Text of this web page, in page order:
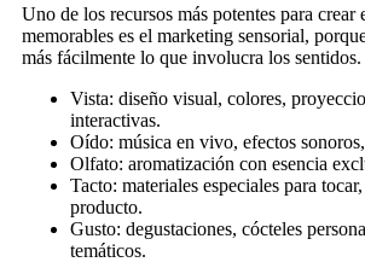
Uno de los recursos más potentes para crear
memorables es el marketing sensorial,
más fácilmente lo que involucra los sentidos.
Vista: diseño visual, colores,
interactivas.
Oído: música en vivo, efectos
Olfato: aromatización con esencia
Tacto: materiales especiales para
producto.
Gusto: degustaciones, cócteles
temáticos.